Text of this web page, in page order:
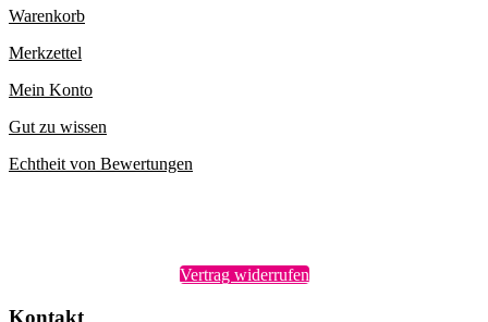
Warenkorb
Merkzettel
Mein Konto
Gut zu wissen
Echtheit von Bewertungen
Vertrag widerrufen
Kontakt